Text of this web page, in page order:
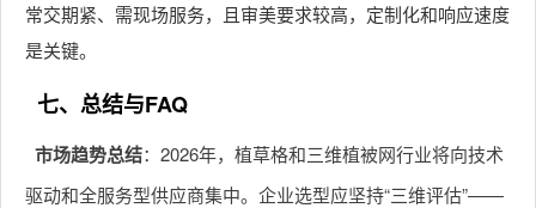
常交期紧、需现场服务，且审美要求较高，定制化和响应速度
是关键。
七、总结与FAQ
市场趋势总结：2026年，植草格和三维植被网行业将向技术
驱动和全服务型供应商集中。企业选型应坚持“三维评估”——